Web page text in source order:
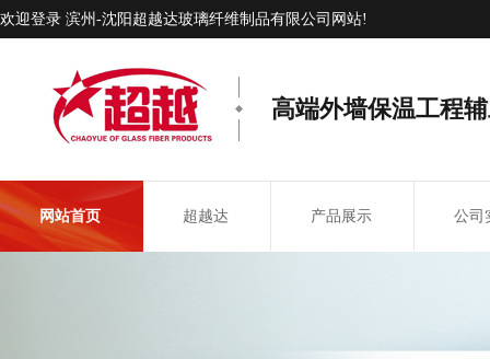
欢迎登录 滨州-沈阳超越达玻璃纤维制品有限公司网站!
高端外墙保温工程
网站首页 超越达 产品展示 公司